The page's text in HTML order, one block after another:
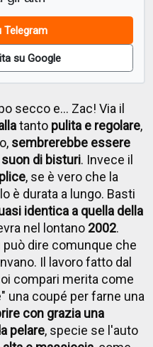
Telegram
su Google
secco e... Zac! Via il
tanto pulita e regolare,
sembrerebbe essere
suon di bisturi. Invece il
, se è vero che la
è durata a lungo. Basti
identica a quella della
nel lontano 2002.
può dire comunque che
Il lavoro fatto dal
compari merita come
una coupé per farne una
con grazia una
pelare, specie se l'auto